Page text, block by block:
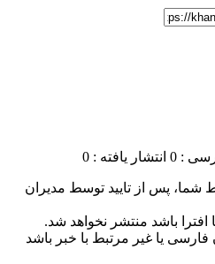
: 0 انتشار یافته : 0
پس از تایید توسط مدیران
باشد منتشر نخواهد شد.
فارسی یا غیر مرتبط با خبر باشد